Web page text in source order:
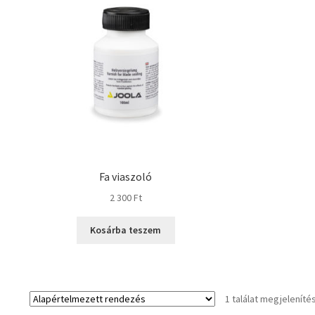
Fa viaszoló
2 300Ft
Kosárba teszem
1 találat